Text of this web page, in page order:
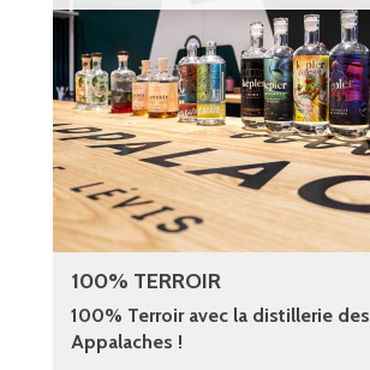
100% TERROIR
100% Terroir avec la distillerie des
Appalaches !